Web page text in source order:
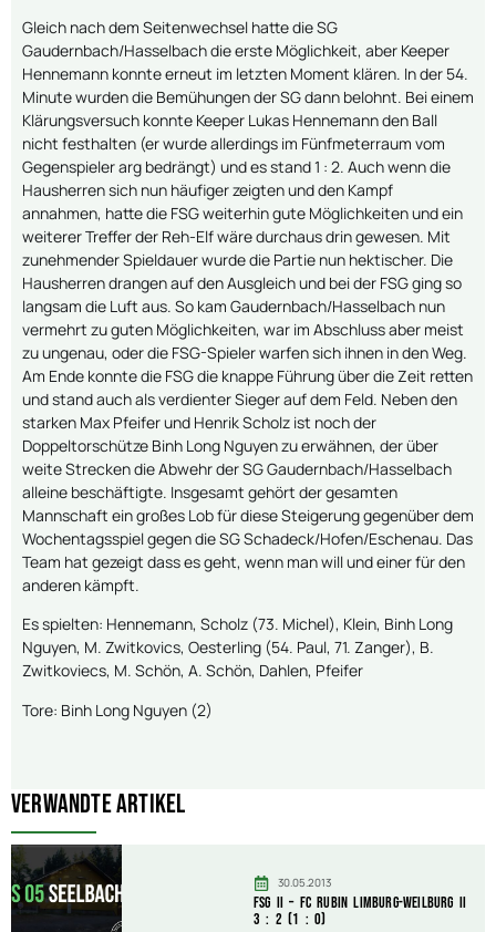
Gleich nach dem Seitenwechsel hatte die SG
Gaudernbach/Hasselbach die erste Möglichkeit, aber Keeper
Hennemann konnte erneut im letzten Moment klären. In der 54.
Minute wurden die Bemühungen der SG dann belohnt. Bei einem
Klärungsversuch konnte Keeper Lukas Hennemann den Ball
nicht festhalten (er wurde allerdings im Fünfmeterraum vom
Gegenspieler arg bedrängt) und es stand 1 : 2. Auch wenn die
Hausherren sich nun häufiger zeigten und den Kampf
annahmen, hatte die FSG weiterhin gute Möglichkeiten und ein
weiterer Treffer der Reh-Elf wäre durchaus drin gewesen. Mit
zunehmender Spieldauer wurde die Partie nun hektischer. Die
Hausherren drangen auf den Ausgleich und bei der FSG ging so
langsam die Luft aus. So kam Gaudernbach/Hasselbach nun
vermehrt zu guten Möglichkeiten, war im Abschluss aber meist
zu ungenau, oder die FSG-Spieler warfen sich ihnen in den Weg.
Am Ende konnte die FSG die knappe Führung über die Zeit retten
und stand auch als verdienter Sieger auf dem Feld. Neben den
starken Max Pfeifer und Henrik Scholz ist noch der
Doppeltorschütze Binh Long Nguyen zu erwähnen, der über
weite Strecken die Abwehr der SG Gaudernbach/Hasselbach
alleine beschäftigte. Insgesamt gehört der gesamten
Mannschaft ein großes Lob für diese Steigerung gegenüber dem
Wochentagsspiel gegen die SG Schadeck/Hofen/Eschenau. Das
Team hat gezeigt dass es geht, wenn man will und einer für den
anderen kämpft.
Es spielten: Hennemann, Scholz (73. Michel), Klein, Binh Long
Nguyen, M. Zwitkovics, Oesterling (54. Paul, 71. Zanger), B.
Zwitkoviecs, M. Schön, A. Schön, Dahlen, Pfeifer
Tore: Binh Long Nguyen (2)
Verwandte Artikel
30.05.2013
FSG II – FC Rubin Limburg-Weilburg II
3 : 2 (1 : 0)